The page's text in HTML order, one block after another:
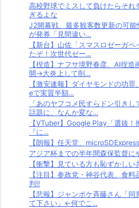
高校野球でミスして負けたらそ
ぎるよな
J2開幕戦、最多観客数更新の可
が発券「見間違い...
【新台】山佐「スマスロゼーガ
たぞ！次世代ゼー...
【捏造】ナフサ境野春彦、AI捏
開→大炎上して削...
【激安速報】ダイヤモンドの功
eで実質半額...
「あのヤフコメ民すらドン引き
話題に、なんか変な...
【VTuber】Google Play「選抜！
『に...
【朗報】任天堂、
アジア杯までの半年間森保監督
【衝撃】見ている方も恥ずかし
【注目】参政党・神谷代表、食
判‼
【悲報】ジャンポケ斉藤さん「
て下さい」←何でこ...